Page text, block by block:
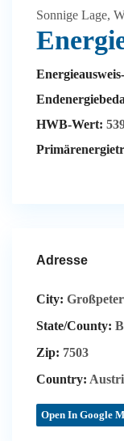
Sonnige Lage,
HWB-Wert:
Adresse
City:
State/County:
Zip: 7503
Country:
Open In Google